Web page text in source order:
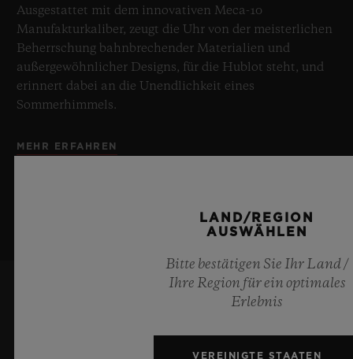
Ausgestattet mit dem innovativen Meca-10
Manufakturkaliber, zeugt die Uhr von der meisterlichen
Beherrschung bahnbrechender Materialien und
außergewöhnlicher Designs, für die Hublot steht, und
erinnert dabei an die Unendlichkeit eines
Sommerhimmels.
MEHR ERFAHREN
Ich möchte stets über die aktuellen
LAND/REGION
AUSWÄHLEN
Bitte bestätigen Sie Ihr Land /
Ihre Region für ein optimales
Erlebnis
VEREINIGTE STAATEN